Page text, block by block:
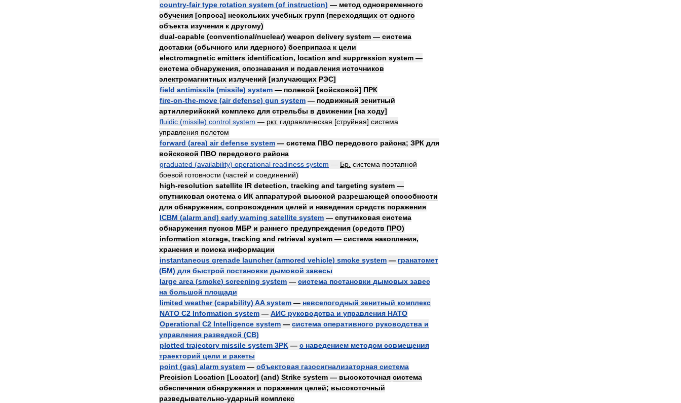
country-fair type rotation system (of instruction) — метод одновременного
обучения [опроса] нескольких учебных групп (переходящих от одного
объекта изучения к другому)
dual-capable (conventional/nuclear) weapon delivery system — система
доставки (обычного или ядерного) боеприпаса к цели
electromagnetic emitters identification, location and suppression system —
система обнаружения, опознавания и подавления источников
электромагнитных излучений [излучающих РЭС]
field antimissile (missile) system — полевой [войсковой] ПРК
fire-on-the-move (air defense) gun system — подвижный зенитный
артиллерийский комплекс для стрельбы в движении [на ходу]
fluidic (missile) control system — ркт. гидравлическая [струйная] система
управления полетом
forward (area) air defense system — система ПВО передового района; ЗРК для
войсковой ПВО передового района
graduated (availability) operational readiness system — Бр система поэтапной
боевой готовности (частей и соединений)
high-resolution satellite IR detection, tracking and targeting system —
спутниковая система с ИК аппаратурой высокой разрешающей способности
для обнаружения, сопровождения целей и наведения средств поражения
ICBM (alarm and) early warning satellite system — спутниковая система
обнаружения пусков МБР и раннего предупреждения (средств ПРО)
information storage, tracking and retrieval system — система накопления,
хранения и поиска информации
instantaneous grenade launcher(armored vehicle) smoke system — гранатомет
(БМ) для быстрой постановки дымовой завесы
large area (smoke) screening system — система постановки дымовых завес
на большой площади
limited weather(capability) AA system — невсепогодный зенитный комплекс
NATO C2 Information system — АИС руководства и управления НАТО
Operational C2 Intelligence system — система оперативного руководства и
управления разведкой (СВ)
plotted trajectory missile system 3PK — с наведением методом совмещения
траекторий цели и ракеты
point (gas) alarm system — объектовая газосигнализаторная система
Precision Location [Locator] (and) Strike system — высокоточная система
обеспечения обнаружения и поражения целей; высокоточный
разведывательно-ударный комплекс